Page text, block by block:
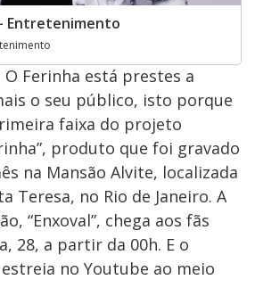
Entretenimento
Ferinha está prestes a
o seu público, isto porque
faixa do projeto
produto que foi gravado
na Mansão Alvite, localizada
Teresa, no Rio de Janeiro. A
“Enxoval”, chega aos fãs
28, a partir da 00h. E o
no Youtube ao meio